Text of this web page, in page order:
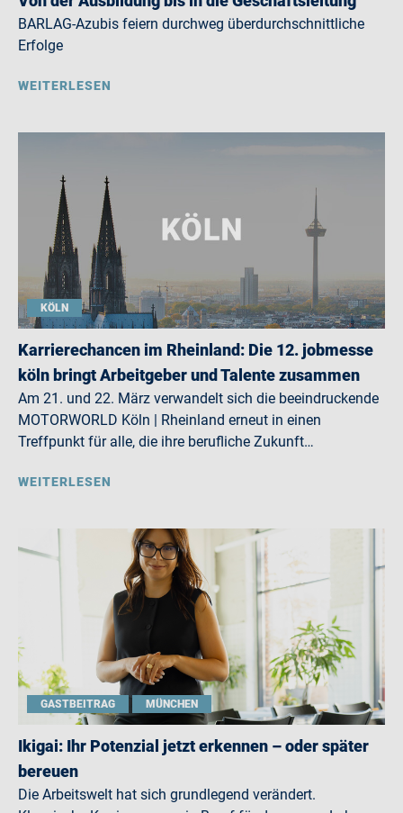
BARLAG-Azubis feiern durchweg überdurchschnittliche
Erfolge
WEITERLESEN
KÖLN
Karrierechancen im Rheinland: Die 12. jobmesse
köln bringt Arbeitgeber und Talente zusammen
Am 21. und 22. März verwandelt sich die beeindruckende
MOTORWORLD Köln | Rheinland erneut in einen
Treffpunkt für alle, die ihre berufliche Zukunft…
WEITERLESEN
GASTBEITRAG MÜNCHEN
Ikigai: Ihr Potenzial jetzt erkennen – oder später
bereuen
Die Arbeitswelt hat sich grundlegend verändert.